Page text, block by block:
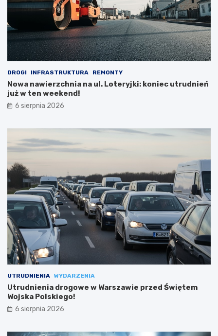
DROGI INFRASTRUKTURA REMONTY
Nowa nawierzchnia na ul. Loteryjki: koniec utrudnień
już w ten weekend!
6 sierpnia 2026
UTRUDNIENIA WYDARZENIA
Utrudnienia drogowe w Warszawie przed Świętem
Wojska Polskiego!
6 sierpnia 2026